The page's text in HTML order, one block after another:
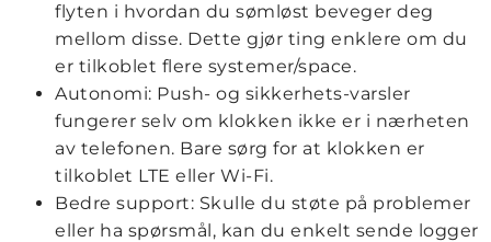
flyten i hvordan du sømløst beveger deg
mellom disse. Dette gjør ting enklere om du
er tilkoblet flere systemer/space.
Autonomi: Push- og sikkerhets-varsler
fungerer selv om klokken ikke er i nærheten
av telefonen. Bare sørg for at klokken er
tilkoblet LTE eller Wi-Fi.
Bedre support: Skulle du støte på problemer
eller ha spørsmål, kan du enkelt sende logger